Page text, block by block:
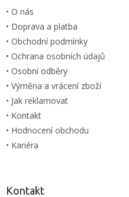
• O nás
• Doprava a platba
• Obchodní podmínky
• Ochrana osobních údajů
• Osobní odběry
• Výměna a vrácení zboží
• Jak reklamovat
• Kontakt
• Hodnocení obchodu
• Kariéra
Kontakt